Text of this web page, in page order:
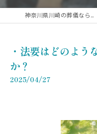
神奈川県川崎の葬儀なら神奈川式典株式会社
・法要はどのよう
か？
2025/04/27